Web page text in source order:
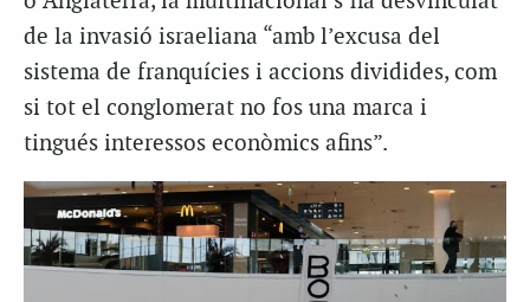
de la invasió israeliana “amb l’excusa del
sistema de franquícies i accions dividides, com
si tot el conglomerat no fos una marca i
tingués interessos econòmics afins”.